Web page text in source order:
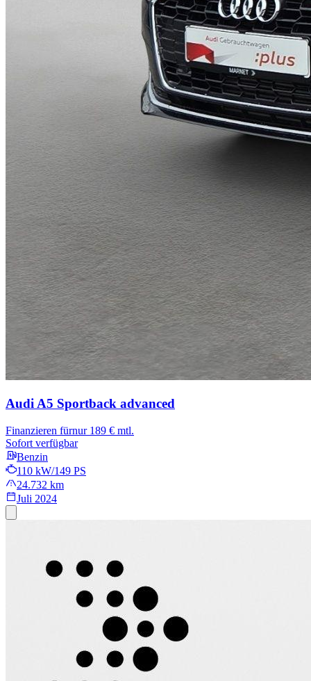
Audi A5 Sportback advanced
Finanzieren fürnur 189 € mtl.
Sofort verfügbar
Benzin
110 kW/149 PS
24.732 km
Juli 2024